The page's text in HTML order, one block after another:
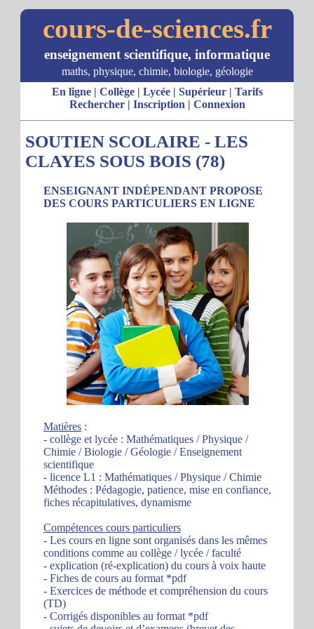
cours-de-sciences.fr
enseignement scientifique, informatique
maths, physique, chimie, biologie, géologie
En ligne| Collège| Lycée| Supérieur| Tarifs
Rechercher| Inscription | Connexion
SOUTIEN SCOLAIRE - LES
CLAYES SOUS BOIS (78)
ENSEIGNANT INDÉPENDANT PROPOSE
DES COURS PARTICULIERS EN LIGNE
Matières :
- collège et lycée : Mathématiques / Physique /
Chimie / Biologie / Géologie / Enseignement
scientifique
- licence L1 : Mathématiques / Physique / Chimie
Méthodes : Pédagogie, patience, mise en confiance,
fiches récapitulatives, dynamisme
Compétences cours particuliers
- Les cours en ligne sont organisés dans les mêmes
conditions comme au collège / lycée / faculté
- explication (ré-explication) du cours à voix haute
- Fiches de cours au format *pdf
- Exercices de méthode et compréhension du cours
(TD)
- Corrigés disponibles au format *pdf